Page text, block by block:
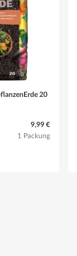
20
9,99 €
1 Packung